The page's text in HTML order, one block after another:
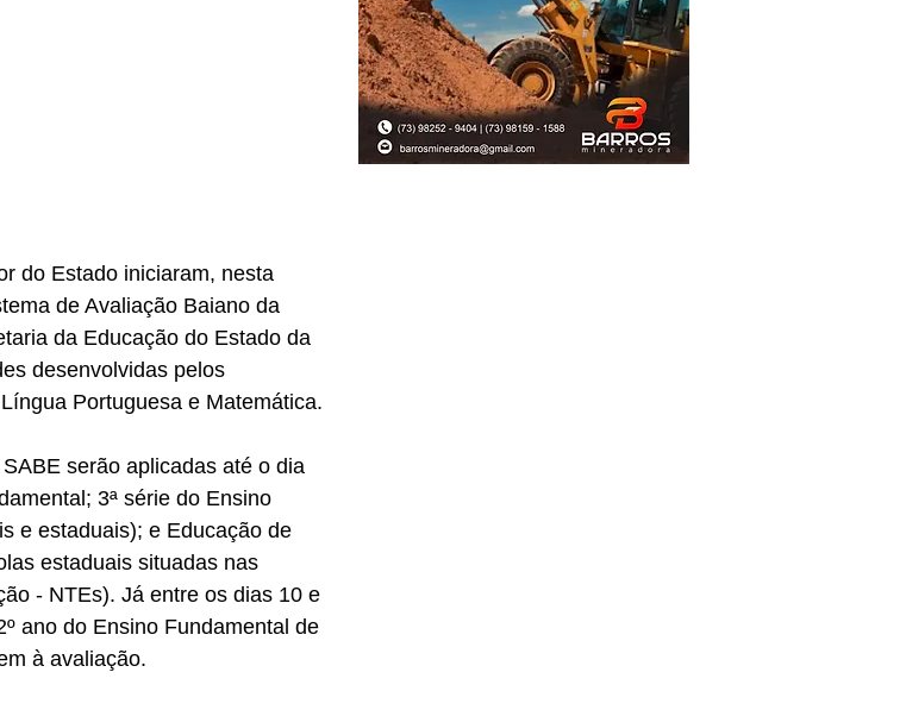
do Estado iniciaram, nesta
de Avaliação Baiano da
da Educação do Estado da
desenvolvidas pelos
Portuguesa e Matemática.
serão aplicadas até o dia
3ª série do Ensino
e estaduais); e Educação de
estaduais situadas nas
- NTEs). Já entre os dias 10 e
ano do Ensino Fundamental de
à avaliação.